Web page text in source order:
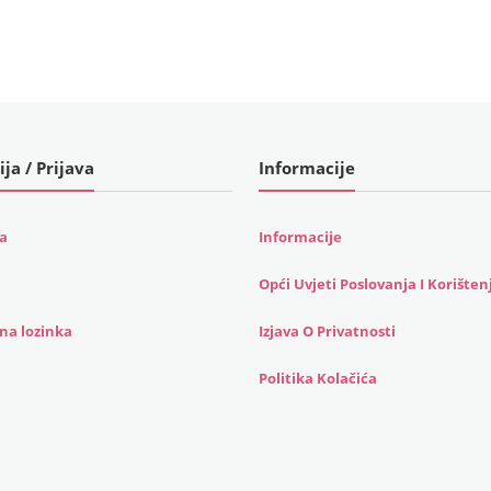
/ Prijava
lozinka
Informacije
Informacije
Opći Uvjeti Poslovanja I
Izjava O Privatnosti
Politika Kolačića